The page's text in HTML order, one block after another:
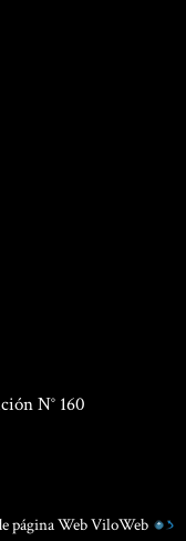
N° 160
página WebViloWeb